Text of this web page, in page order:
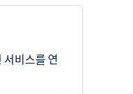
비스를 연